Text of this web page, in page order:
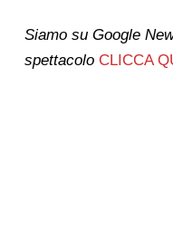
Siamo su Google
spettacolo CLICCA